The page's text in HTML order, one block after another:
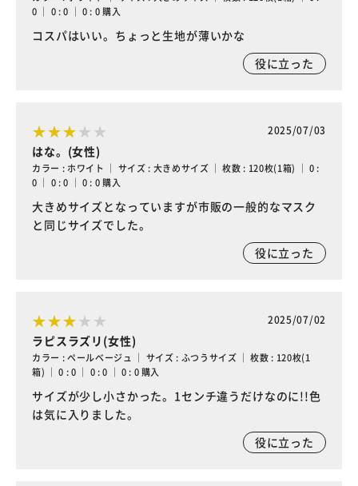
0 ｜ 0 : 0 ｜ 0 : 0 購入
コスパはいい。ちょっと生地が薄いかな
役に立った
2025/07/03
はな。(女性)
カラー : ホワイト ｜ サイズ : 大きめサイズ ｜ 枚数 : 120枚(1箱) ｜ 0 :
0 ｜ 0 : 0 ｜ 0 : 0 購入
大きめサイズとなっていますが市販の一般的なマスク
と同じサイズでした。
役に立った
2025/07/02
ラピスラズリ(女性)
カラー : ペールベージュ ｜ サイズ : ふつうサイズ ｜ 枚数 : 120枚(1
箱) ｜ 0 : 0 ｜ 0 : 0 ｜ 0 : 0 購入
サイズが少し小さかった。1センチ違うだけなのに!!色
は気に入りました。
役に立った